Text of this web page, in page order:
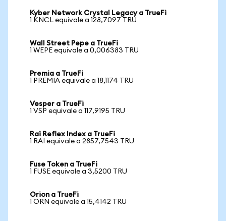
Kyber Network Crystal Legacy a TrueFi
1 KNCL equivale a 128,7097 TRU
Wall Street Pepe a TrueFi
1 WEPE equivale a 0,006383 TRU
Premia a TrueFi
1 PREMIA equivale a 18,1174 TRU
Vesper a TrueFi
1 VSP equivale a 117,9195 TRU
Rai Reflex Index a TrueFi
1 RAI equivale a 2857,7543 TRU
Fuse Token a TrueFi
1 FUSE equivale a 3,5200 TRU
Orion a TrueFi
1 ORN equivale a 15,4142 TRU